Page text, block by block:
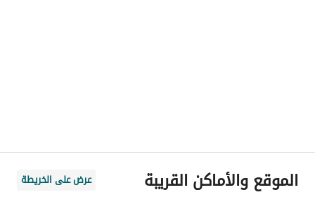
الموقع والأماكن القريبة عرض على الخريطة